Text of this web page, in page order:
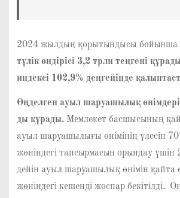
2024 жылдың қорытындысы бойынша
түлік өндірісі 3,2 трлн теңгені
индексі 102,9% деңгейінде
Өңделген ауыл шаруашылық
ды құрады.Мемлекет басшысының
ауыл шаруашылығы өнімінің үлесін
жөніндегі тапсырмасын орындау
дейін ауыл шаруашылық өнімін қайта
жөніндегі кешенді жоспар бекітілді.